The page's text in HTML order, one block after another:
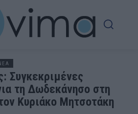
Συγκεκριμένες
τη Δωδεκάνησο στη
Κυριάκο Μητσοτάκη